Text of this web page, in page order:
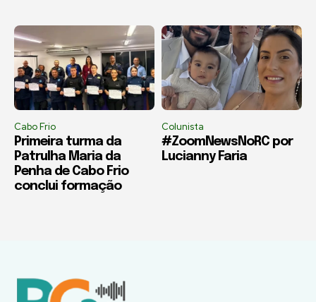
Cabo Frio
Primeira turma da
Patrulha Maria da
Penha de Cabo Frio
conclui formação
Colunista
#ZoomNewsNoRC por
Lucianny Faria